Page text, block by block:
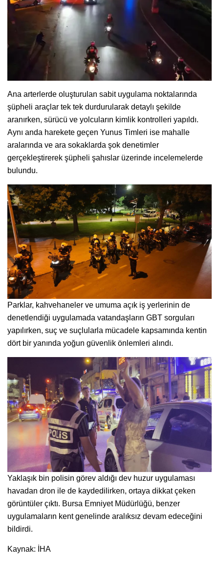
Ana arterlerde oluşturulan sabit uygulama noktalarında
şüpheli araçlar tek tek durdurularak detaylı şekilde
aranırken, sürücü ve yolcuların kimlik kontrolleri yapıldı.
Aynı anda harekete geçen Yunus Timleri ise mahalle
aralarında ve ara sokaklarda şok denetimler
gerçekleştirerek şüpheli şahıslar üzerinde incelemelerde
bulundu.
Parklar, kahvehaneler ve umuma açık iş yerlerinin de
denetlendiği uygulamada vatandaşların GBT sorguları
yapılırken, suç ve suçlularla mücadele kapsamında kentin
dört bir yanında yoğun güvenlik önlemleri alındı.
Yaklaşık bin polisin görev aldığı dev huzur uygulaması
havadan dron ile de kaydedilirken, ortaya dikkat çeken
görüntüler çıktı. Bursa Emniyet Müdürlüğü, benzer
uygulamaların kent genelinde aralıksız devam edeceğini
bildirdi.
Kaynak: İHA